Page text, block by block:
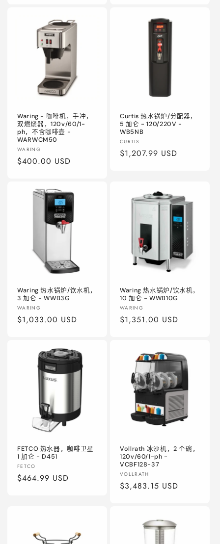
Waring - 咖啡机，手冲，
双燃烧器，120v/60/1-
ph，不含咖啡壶 -
WARWCM50
厂
商：
WARING
常
$400.00 USD
Curtis 热水锅炉/分配器，
5 加仑 - 120/220V -
WB5NB
厂
商：
CURTIS
常
$1,207.99 USD
Waring 热水锅炉/饮水机，
3 加仑 - WWB3G
厂
商：
WARING
常
$1,033.00 USD
Waring 热水锅炉/饮水机，
10 加仑 - WWB10G
厂
商：
WARING
常
$1,351.00 USD
FETCO 热水器，咖啡卫星
1 加仑 - D451
厂
商：
FETCO
常
$464.99 USD
Vollrath 冰沙机，2 个碗，
120v/60/1-ph -
VCBF128-37
厂
商：
VOLLRATH
常
$3,483.15 USD